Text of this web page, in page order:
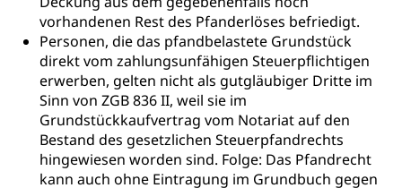
vorhandenen Rest des Pfanderlöses befriedigt.
Personen, die das pfandbelastete Grundstück
direkt vom zahlungsunfähigen Steuerpflichtigen
erwerben, gelten nicht als gutgläubiger Dritte im
Sinn von ZGB 836 II, weil sie im
Grundstückkaufvertrag vom Notariat auf den
Bestand des gesetzlichen Steuerpfandrechts
hingewiesen worden sind. Folge: Das Pfandrecht
kann auch ohne Eintragung im Grundbuch gegen